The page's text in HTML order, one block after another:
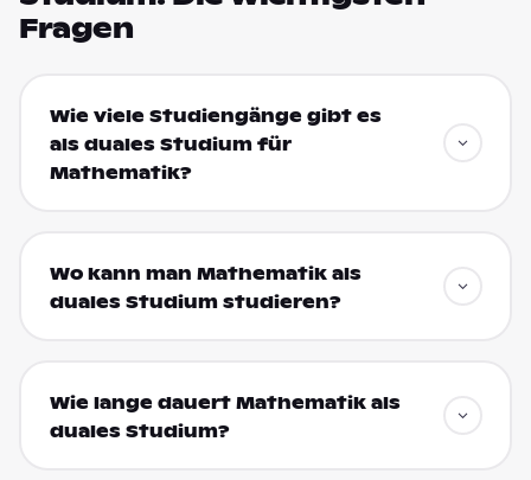
Fragen
Wie viele Studiengänge gibt es
als duales Studium für
Mathematik?
Wo kann man Mathematik als
duales Studium studieren?
Wie lange dauert Mathematik als
duales Studium?